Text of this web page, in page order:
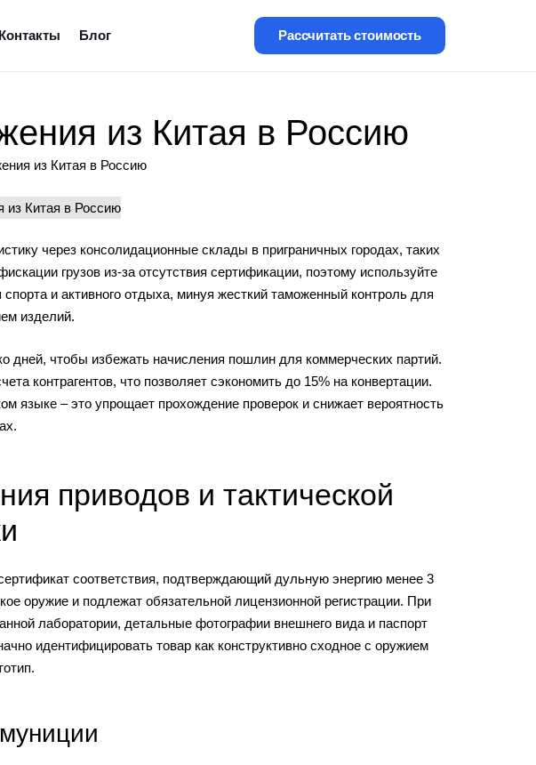
Контакты Блог Рассчитать стоимость
из Китая в Россию
из Китая в Россию
через консолидационные склады в приграничных городах, таких
грузов из-за отсутствия сертификации, поэтому используйте
и активного отдыха, минуя жесткий таможенный контроль для
изделий.
дней, чтобы избежать начисления пошлин для коммерческих партий.
контрагентов, что позволяет сэкономить до 15% на конвертации.
языке – это упрощает прохождение проверок и снижает вероятность
приводов и тактической
соответствия, подтверждающий дульную энергию менее 3
оружие и подлежат обязательной лицензионной регистрации. При
лаборатории, детальные фотографии внешнего вида и паспорт
идентифицировать товар как конструктивно сходное с оружием